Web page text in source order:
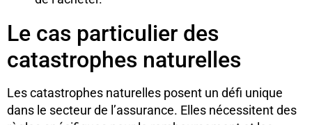
Le cas particulier des
catastrophes naturelles
Les catastrophes naturelles posent un défi unique
dans le secteur de l’assurance. Elles nécessitent des